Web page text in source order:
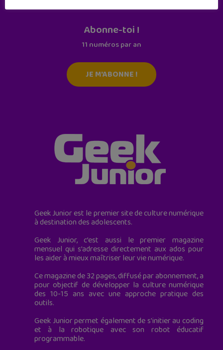
Abonne-toi !
11 numéros par an
JE M'ABONNE !
Geek Junior est le premier site de culture numérique
à destination des adolescents.
Geek Junior, c’est aussi le premier magazine
mensuel qui s’adresse directement aux ados pour
les aider à mieux maîtriser leur vie numérique.
Ce magazine de 32 pages, diffusé par abonnement, a
pour objectif de développer la culture numérique
des 10-15 ans avec une approche pratique des
outils.
Geek Junior permet également de s'initier au coding
et à la robotique avec son robot éducatif
programmable.